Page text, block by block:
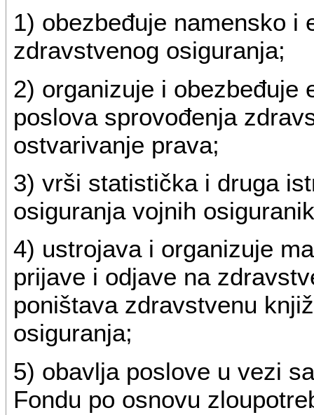
1) obezbeđuje namensko i
zdravstvenog osiguranja;
2) organizuje i obezbeđuje
poslova sprovođenja
ostvarivanje prava;
3) vrši statistička i druga
osiguranja vojnih
4) ustrojava i organizuje
prijave i odjave na
poništava zdravstvenu
osiguranja;
5) obavlja poslove u vezi
Fondu po osnovu